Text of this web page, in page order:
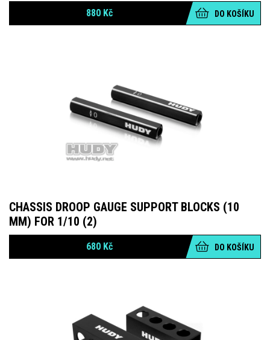
880 Kč DO KOŠÍKU
CHASSIS DROOP GAUGE SUPPORT BLOCKS (10
MM) FOR 1/10 (2)
680 Kč DO KOŠÍKU